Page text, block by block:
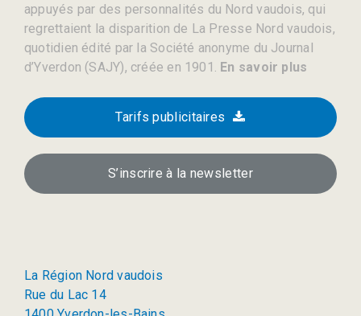
appuyés par des personnalités du Nord vaudois, qui
regrettaient la disparition de La Presse Nord vaudois,
quotidien édité par la Société anonyme du Journal
d’Yverdon (SAJY), créée en 1901. En savoir plus
Tarifs publicitaires
S’inscrire à la newsletter
La Région Nord vaudois
Rue du Lac 14